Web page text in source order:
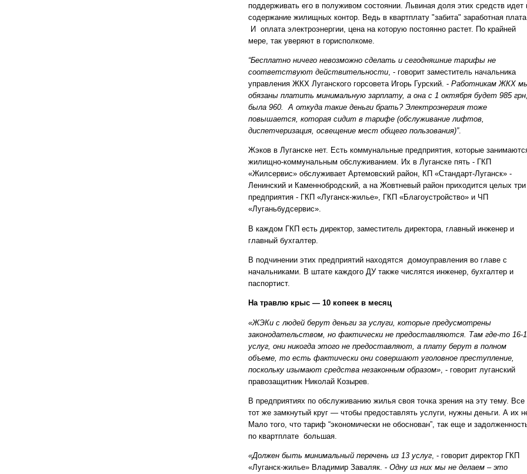
поддерживать его в полуживом состоянии. Львиная доля этих средств идет
содержание жилищных контор. Ведь в квартплату "забита" заработная плата.
И оплата электроэнергии, цена на которую постоянно растет. По крайней
мере, так уверяют в горисполкоме.
“Бесплатно ничего невозможно сделать и сегодняшние тарифы не
соответствуют действительности , - говорит заместитель начальника
управления ЖКХ Луганского горсовета Игорь Гурский. - Работникам ЖКХ
обязаны платить минимальную зарплату, а она с 1 октября будет 985
была 960. А откуда такие деньги брать? Электроэнергия тоже
повышается, которая сидит в тарифе (обслуживание лифтов,
диспетчеризация, освещение мест общего пользования)”.
Жэков в Луганске нет. Есть коммунальные предприятия, которые
жилищно-коммунальным обслуживанием. Их в Луганске пять - ГКП
«Жилсервис» обслуживает Артемовский район, КП «Стандарт-Луганск» -
Ленинский и Каменнобродский, а на Жовтневый район приходится целых три
предприятия - ГКП «Луганск-жилье», ГКП «Благоустройство» и ЧП
«Луганьбудсервис».
В каждом ГКП есть директор, заместитель директора, главный инженер и
главный бухгалтер.
В подчинении этих предприятий находятся домоуправления во главе с
начальниками. В штате каждого ДУ также числятся инженер, бухгалтер и
паспортист.
На травлю крыс — 10 копеек в месяц
«ЖЭКи с людей берут деньги за услуги, которые предусмотрены
законодательством, но фактически не предоставляются. Там где-то 16-
услуг, они никогда этого не предоставляют, а плату берут в полном
объеме, то есть фактически они совершают уголовное преступление,
поскольку изымают средства незаконным образом» , - говорит луганский
правозащитник Николай Козырев.
В предприятиях по обслуживанию жилья своя точка зрения на эту тему. Все
тот же замкнутый круг — чтобы предоставлять услуги, нужны деньги. А их
Мало того, что тариф “экономически не обоснован”, так еще и
по квартплате большая.
«Должен быть минимальный перечень из 13 услуг, - говорит директор ГКП
«Луганск-жилье» Владимир Заваляк. - Одну из них мы не делаем – это